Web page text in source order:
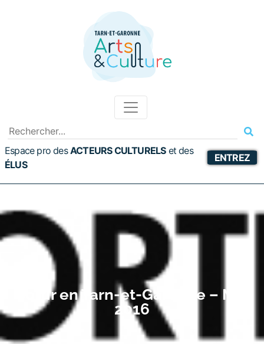
Espace pro desACTEURS CULTURELS etdes
ÉLUS
ENTREZ
Sortir en Tarn-et-Garonne – Mai
2016